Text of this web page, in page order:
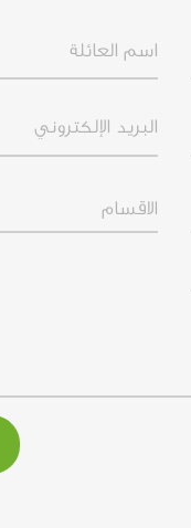
Last Name
Email Address
Departments
الاقسام